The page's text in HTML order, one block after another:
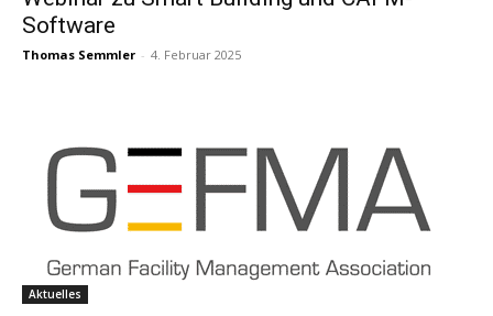
Software
Thomas Semmler - 4. Februar 2025
Aktuelles